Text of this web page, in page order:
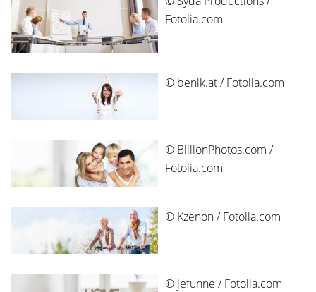
Fotolia.com
© benik.at / Fotolia.com
© BillionPhotos.com /
Fotolia.com
© Kzenon / Fotolia.com
© jefunne / Fotolia.com